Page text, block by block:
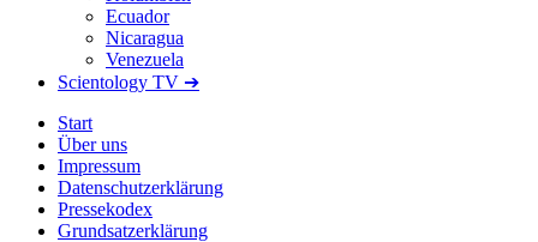
Ecuador
Nicaragua
Venezuela
Scientology TV ➔
Start
Über uns
Impressum
Datenschutzerklärung
Pressekodex
Grundsatzerklärung